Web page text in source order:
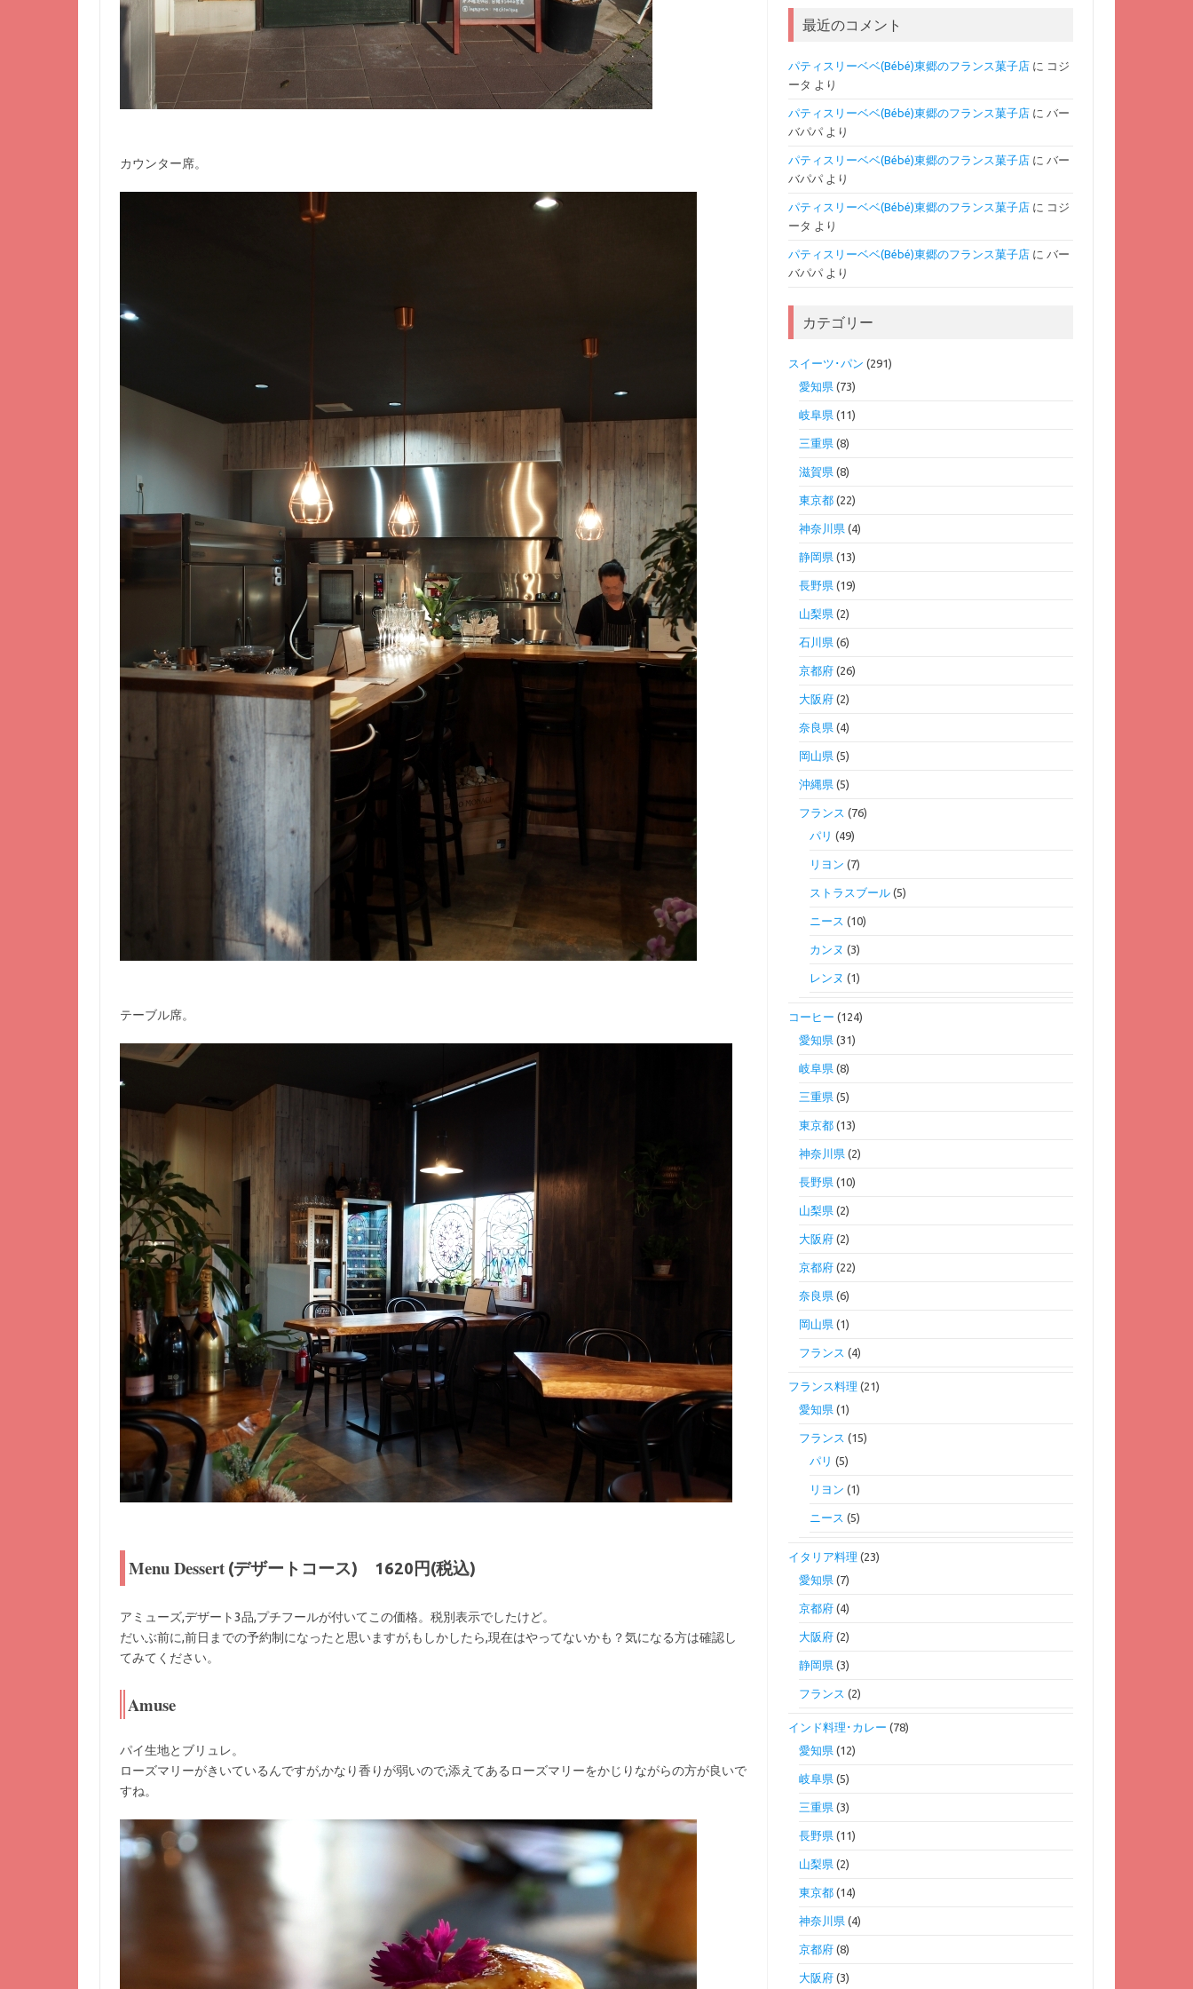
カウンター席。
テーブル席。
Menu Dessert(デザートコース) 1620円(税込)
アミューズ,デザート3品,プチフールが付いてこの価格。税別表示でしたけど。
だいぶ前に,前日までの予約制になったと思いますが,もしかしたら,現在はやってないかも？気になる方は確認し
てみてください。
Amuse
パイ生地とブリュレ。
ローズマリーがきいているんですが,かなり香りが弱いので,添えてあるローズマリーをかじりながらの方が良いで
すね。
最近のコメント
パティスリーベベ(Bébé)東郷のフランス菓子店に コジ
ータ より
パティスリーベベ(Bébé)東郷のフランス菓子店に バー
バパパより
パティスリーベベ(Bébé)東郷のフランス菓子店に バー
バパパより
パティスリーベベ(Bébé)東郷のフランス菓子店に コジ
ータ より
パティスリーベベ(Bébé)東郷のフランス菓子店に バー
バパパより
カテゴリー
スイーツ･パン (291)
愛知県(73)
岐阜県(11)
三重県(8)
滋賀県(8)
東京都(22)
神奈川県(4)
静岡県(13)
長野県(19)
山梨県(2)
石川県(6)
京都府(26)
大阪府(2)
奈良県(4)
岡山県(5)
沖縄県(5)
フランス (76)
パリ (49)
リヨン (7)
ストラスブール(5)
ニース (10)
カンヌ (3)
レンヌ (1)
コーヒー (124)
愛知県(31)
岐阜県(8)
三重県(5)
東京都(13)
神奈川県(2)
長野県(10)
山梨県(2)
大阪府(2)
京都府(22)
奈良県(6)
岡山県(1)
フランス (4)
フランス料理 (21)
愛知県(1)
フランス (15)
パリ (5)
リヨン (1)
ニース (5)
イタリア料理 (23)
愛知県(7)
京都府(4)
大阪府(2)
静岡県(3)
フランス (2)
インド料理･カレー (78)
愛知県(12)
岐阜県(5)
三重県(3)
長野県(11)
山梨県(2)
東京都(14)
神奈川県(4)
京都府(8)
大阪府(3)